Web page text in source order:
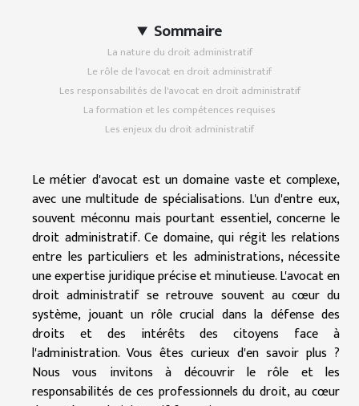
Sommaire
La nature du droit administratif
Le rôle de l'avocat en droit administratif
Les responsabilités de l'avocat en droit administratif
La formation et les compétences requises
Les enjeux du droit administratif
Le métier d'avocat est un domaine vaste et complexe,
avec une multitude de spécialisations. L'un d'entre eux,
souvent méconnu mais pourtant essentiel, concerne le
droit administratif. Ce domaine, qui régit les relations
entre les particuliers et les administrations, nécessite
une expertise juridique précise et minutieuse. L'avocat en
droit administratif se retrouve souvent au cœur du
système, jouant un rôle crucial dans la défense des
droits et des intérêts des citoyens face à
l'administration. Vous êtes curieux d'en savoir plus ?
Nous vous invitons à découvrir le rôle et les
responsabilités de ces professionnels du droit, au cœur